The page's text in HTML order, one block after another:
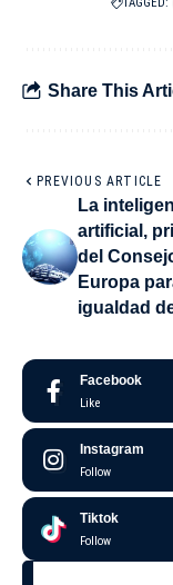
TAGGED:
Share This
PREVIOUS ARTICLE
La
artificial,
del
Europa
igualdad
Facebook
Like
Instagram
Follow
Tiktok
Follow